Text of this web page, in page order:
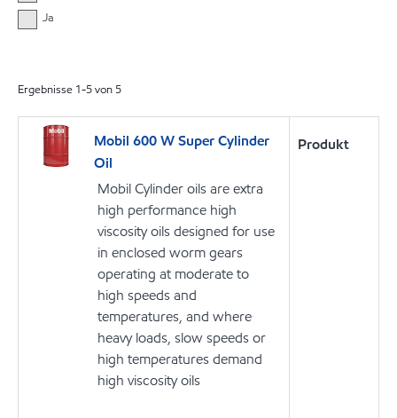
Ja
Ergebnisse 1-5von 5
Mobil 600 W Super Cylinder
Oil
Mobil Cylinder oils are extra
high performance high
viscosity oils designed for use
in enclosed worm gears
operating at moderate to
high speeds and
temperatures, and where
heavy loads, slow speeds or
high temperatures demand
high viscosity oils
Produkt